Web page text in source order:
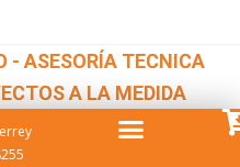
- ASESORÍA TECNICA
A LA MEDIDA